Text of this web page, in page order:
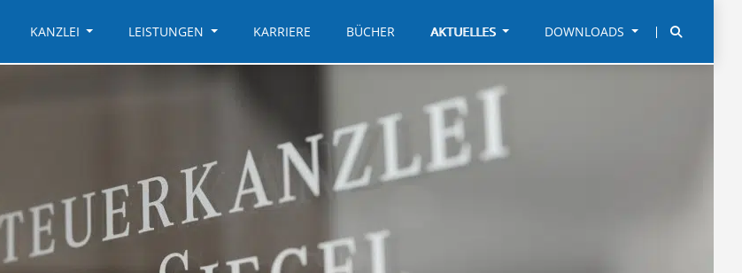
KANZLEI LEISTUNGEN KARRIERE BÜCHER AKTUELLES DOWNLOADS